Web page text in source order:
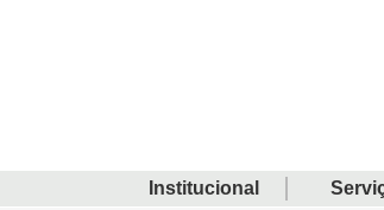
Institucional